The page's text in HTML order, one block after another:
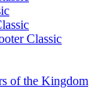
Classic
of the Kingdom